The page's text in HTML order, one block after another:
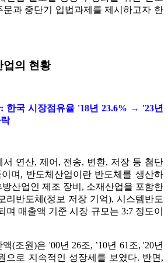
과 중단기 입법과제를 제시하고자 한
업의 현황
한국 시장점유율 '18년 23.6% → '23년
서 연산, 제어, 전송, 변환, 저장 등 첨단
며, 반도체산업이란 반도체를 생산하
산업인 제조 장비, 소재산업을 포함한
리반도체(정보 저장 기억), 시스템반도
며 매출액 기준 시장 규모는 3:7 정도이
(조원)은 '00년 26조, ’10년 61조, '20년
으로 지속적인 성장세를 보였다. 반면,